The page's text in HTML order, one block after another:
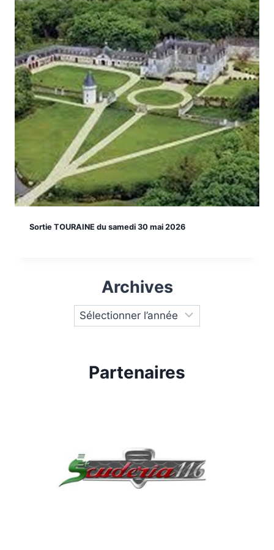
Sortie TOURAINE du samedi 30 mai 2026
Archives
Partenaires